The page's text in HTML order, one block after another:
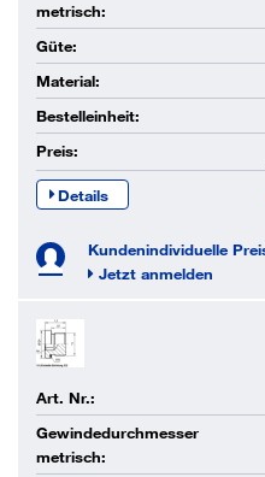
metrisch:
Güte:
Material:
Bestelleinheit:
Preis:
Details
Kundenindividuelle
Jetzt anmelden
Art. Nr.:
Gewindedurchmesser
metrisch: